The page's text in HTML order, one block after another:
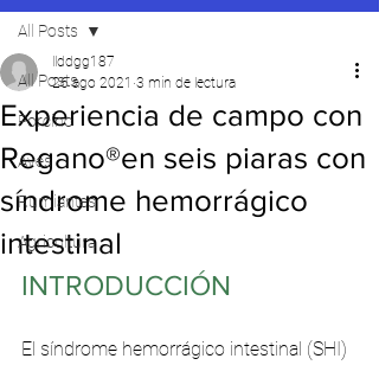
All Posts
Porcino
Aves
Rumiantes
Agricultura
All Posts
Experiencia de campo con
Regano®en seis piaras con
síndrome hemorrágico
intestinal
llddgg187
26 ago 2021 3 min de lectura
INTRODUCCIÓN
El síndrome hemorrágico intestinal (SHI)